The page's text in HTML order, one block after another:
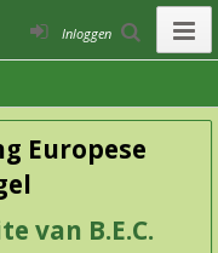
Inloggen
Europese
van B.E.C.